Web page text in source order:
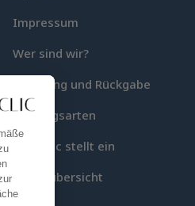
Impressum
Wer sind wir?
Lieferung und Rückgabe
Zahlungsarten
Equi-Clic stellt ein
Seitenübersicht